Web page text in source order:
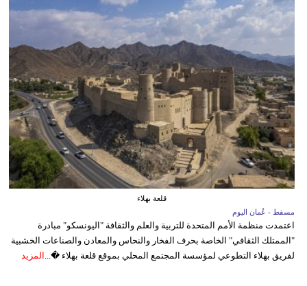
قلعة بهلاء
مسقط - عُمان اليوم
اعتمدت منظمة الأمم المتحدة للتربية والعلم والثقافة "اليونسكو" مبادرة
"الممتلك الثقافي" الخاصة بحرف الفخار والنحاس والمعادن والصناعات الخشبية
لفريق بهلاء التطوعي لمؤسسة المجتمع المحلي بموقع قلعة بهلاء �... المزيد